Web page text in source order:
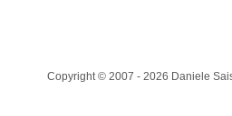
Copyright © 2007 - 2026 Daniele